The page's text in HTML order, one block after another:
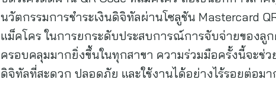
นวัตกรรมการชำระเงินดิจิทัลผ่านโซลูชัน Mastercard
แม็คโคร ในการยกระดับประสบการณ์การจับจ่ายของลูก
ครอบคลุมมากยิ่งขึ้นในทุกสาขา ความร่วมมือครั้งนี้จะช่ว
ดิจิทัลที่สะดวก ปลอดภัย และใช้งานได้อย่างไร้รอยต่อมา